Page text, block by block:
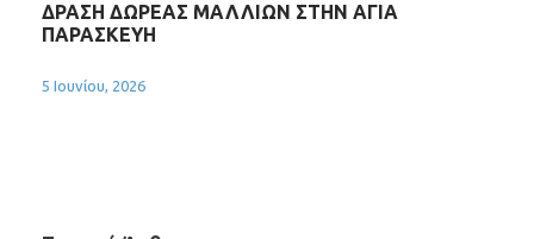
ΔΡΑΣΗ ΔΩΡΕΑΣ ΜΑΛΛΙΩΝ ΣΤΗΝ ΑΓΙΑ
ΠΑΡΑΣΚΕΥΗ
5 Ιουνίου, 2026